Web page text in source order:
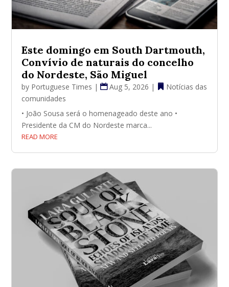
Este domingo em South Dartmouth,
Convívio de naturais do concelho
do Nordeste, São Miguel
by Portuguese Times | Aug 5, 2026 |
Notícias das
comunidades
• João Sousa será o homenageado deste ano •
Presidente da CM do Nordeste marca...
READ MORE